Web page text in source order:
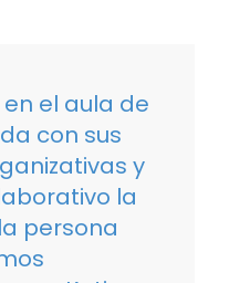
el aula de
con sus
y
la
persona